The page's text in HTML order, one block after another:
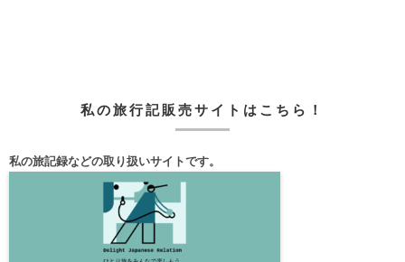
私の旅行記販売サイトはこちら！
私の旅記録などの取り扱いサイトです。